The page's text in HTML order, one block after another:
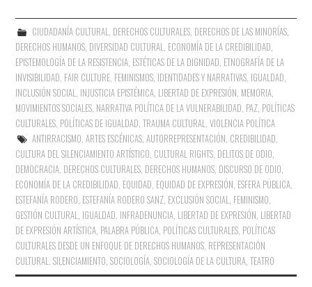
CIUDADANÍA CULTURAL, DERECHOS CULTURALES, DERECHOS DE LAS MINORÍAS,
DERECHOS HUMANOS, DIVERSIDAD CULTURAL, ECONOMÍA DE LA CREDIBILIDAD,
EPISTEMOLOGÍA DE LA RESISTENCIA, ESTÉTICAS DE LA DIGNIDAD, ETNOGRAFÍA DE LA
INVISIBILIDAD, FAIR CULTURE, FEMINISMOS, IDENTIDADES Y NARRATIVAS, IGUALDAD,
INCLUSIÓN SOCIAL, INJUSTICIA EPISTÉMICA, LIBERTAD DE EXPRESIÓN, MEMORIA,
MOVIMIENTOS SOCIALES, NARRATIVA POLÍTICA DE LA VULNERABILIDAD, PAZ, POLÍTICAS
CULTURALES, POLÍTICAS DE IGUALDAD,TRAUMA CULTURAL,VIOLENCIA POLÍTICA
ANTIRRACISMO, ARTES ESCÉNICAS, AUTORREPRESENTACIÓN, CREDIBILIDAD,
CULTURA DEL SILENCIAMIENTO ARTÍSTICO, CULTURAL RIGHTS, DELITOS DE ODIO,
DEMOCRACIA, DERECHOS CULTURALES, DERECHOS HUMANOS, DISCURSO DE ODIO,
ECONOMÍA DE LA CREDIBILIDAD, EQUIDAD, EQUIDAD DE EXPRESIÓN, ESFERA PÚBLICA,
ESTEFANÍA RODERO, ESTEFANÍA RODERO SANZ, EXCLUSIÓN SOCIAL, FEMINISMO,
GESTIÓN CULTURAL, IGUALDAD, INFRADENUNCIA, LIBERTAD DE EXPRESIÓN, LIBERTAD
DE EXPRESIÓN ARTÍSTICA, PALABRA PÚBLICA, POLÍTICAS CULTURALES, POLÍTICAS
CULTURALES DESDE UN ENFOQUE DE DERECHOS HUMANOS, REPRESENTACIÓN
CULTURAL,SILENCIAMIENTO,SOCIOLOGÍA,SOCIOLOGÍA DE LA CULTURA,TEATRO